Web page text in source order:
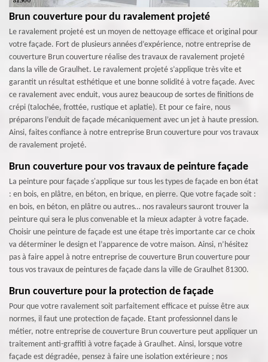
Brun couverture pour du ravalement projeté
Le ravalement projeté est un moyen de nettoyage efficace et original pour
votre façade. Fort de plusieurs années d’expérience, notre entreprise de
couverture Brun couverture réalise des travaux de ravalement projeté
dans la ville de Graulhet. Le ravalement projeté s’applique très vite et
garantit un résultat esthétique et une bonne solidité à votre façade. Avec
ce ravalement avec enduit, vous aurez beaucoup de sortes de finitions de
crépi (talochée, frottée, rustique et aplatie). Et pour ce faire, nous
préparons l’enduit de façade mécaniquement avec un jet à haute pression.
Ainsi, faites confiance à notre entreprise Brun couverture pour vos travaux
de ravalement projeté.
Brun couverture pour vos travaux de peinture façade
La peinture pour façade s'applique sur tous les types de façade en bon état
: en bois, en plâtre, en béton, en brique, en pierre. Que votre façade soit :
en bois, en béton, en plâtre ou autres… nos ravaleurs sauront trouver la
peinture qui sera le plus convenable et la mieux adapter à votre façade.
Choisir une peinture de façade est une étape très importante car ce choix
va déterminer le design et l’apparence de votre maison. Ainsi, n’hésitez
pas à faire appel à notre entreprise de couverture Brun couverture pour
tous vos travaux de peintures de façade dans la ville de Graulhet 81300.
Brun couverture pour la protection de façade
Pour que votre ravalement soit parfaitement efficace et puisse être aux
normes, il faut une protection de façade. Etant professionnel dans le
métier, notre entreprise de couverture Brun couverture peut appliquer un
traitement anti-graffiti à votre façade à Graulhet. Ainsi, lorsque votre
façade est dégradée, pensez à faire une isolation extérieure ; nos